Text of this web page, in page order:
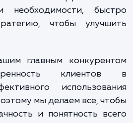
Яндекс
затраты на
этом ее
на основных
заботу о
кампании в Яндекс